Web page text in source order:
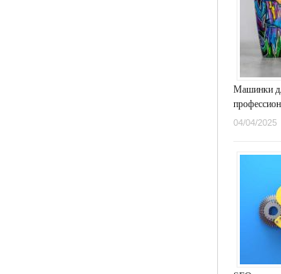
Машинки
04/04/2025